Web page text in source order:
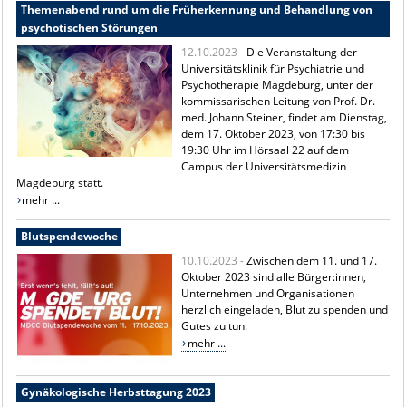
PRESSE
ÜBER UNS
INTERNATIONAL
INTRANET
Themenabend rund um die Früherkennung und Behandlung von
psychotischen Störungen
12.10.2023 - Die Veranstaltung der
Universitätsklinik für Psychiatrie und
Psychotherapie Magdeburg, unter der
kommissarischen Leitung von Prof. Dr.
med. Johann Steiner, findet am Dienstag,
dem 17. Oktober 2023, von 17:30 bis
19:30 Uhr im Hörsaal 22 auf dem
Campus der Universitätsmedizin
Magdeburg statt.
mehr ...
Blutspendewoche
10.10.2023 -Zwischen dem 11. und 17.
Oktober 2023 sind alle Bürger:innen,
Unternehmen und Organisationen
herzlich eingeladen, Blut zu spenden und
Gutes zu tun.
mehr ...
Gynäkologische Herbsttagung 2023